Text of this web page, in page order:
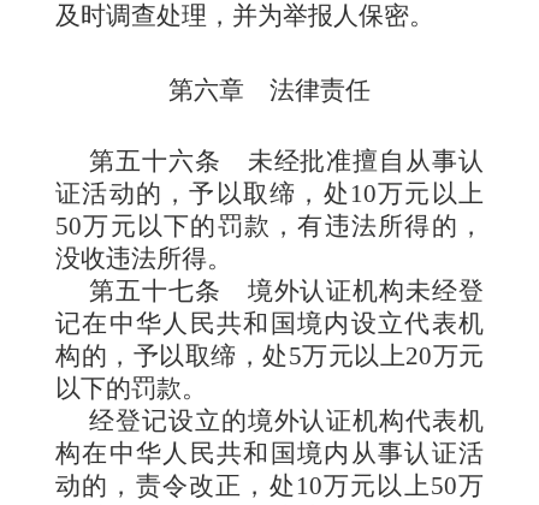
及时调查处理，并为举报人保密。
第六章 法律责任
第五十六条 未经批准擅自从事认
证活动的，予以取缔，处10万元以上
50万元以下的罚款，有违法所得的，
没收违法所得。
第五十七条 境外认证机构未经登
记在中华人民共和国境内设立代表机
构的，予以取缔，处5万元以上20万元
以下的罚款。
经登记设立的境外认证机构代表机
构在中华人民共和国境内从事认证活
动的，责令改正，处10万元以上50万